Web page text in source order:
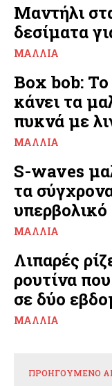
Μαντήλι
δεσίματα
ΜΑΛΛΙΆ
Box bob:
κάνει τα
πυκνά με
ΜΑΛΛΙΆ
S-waves
τα
ΜΑΛΛΙΆ
Λιπαρές
ρουτίνα
σε δύο
ΜΑΛΛΙΆ
ΠΡΟΗΓΟΎΜΕΝΟ